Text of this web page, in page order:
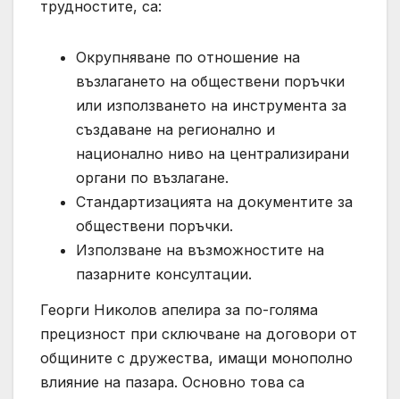
трудностите, са:
Окрупняване по отношение на
възлагането на обществени поръчки
или използването на инструмента за
създаване на регионално и
национално ниво на централизирани
органи по възлагане.
Стандартизацията на документите за
обществени поръчки.
Използване на възможностите на
пазарните консултации.
Георги Николов апелира за по-голяма
прецизност при сключване на договори от
общините с дружества, имащи монополно
влияние на пазара. Основно това са